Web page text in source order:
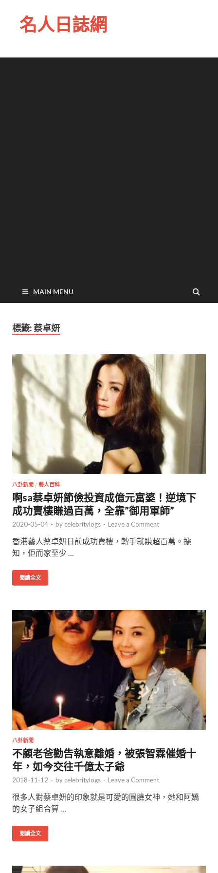
名人日誌網
MAIN MENU
標籤: 蔡卓妍
八卦新聞 / 藝人百科
啊sa蔡卓妍節儉投資成億元富婆！逆境下
成功賣樓賺過百萬，全靠”御用軍師”
2020-05-04 - by celebritylogs - Leave a Comment
香港藝人蔡卓妍日前成功賣樓，轉手就賺超百萬。據
知，佢而家至少 …
閱讀全文
八卦新聞
不顧老爸勸告執意離婚，被張智霖催婚十
年，如今交往千億太子爺
2018-11-12 - by celebritylogs - Leave a Comment
很多人對蔡卓妍的印象就是可愛的圓臉女神，她和阿嬌
的女子組合算 …
閱讀全文